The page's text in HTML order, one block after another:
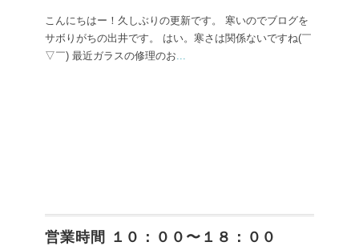
こんにちはー！久しぶりの更新です。 寒いのでブログを
サボりがちの出井です。 はい。寒さは関係ないですね(￣
▽￣) 最近ガラスの修理のお...
営業時間 １０：００〜１８：００